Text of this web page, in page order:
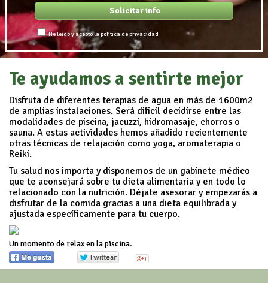
Solicitar info
He leído y aceptola política de privacidad
Te ayudamos a sentirte mejor
Disfruta de diferentes terapias de agua en más de 1600m2
de amplias instalaciones. Será dificil decidirse entre las
modalidades de piscina, jacuzzi, hidromasaje, chorros o
sauna. A estas actividades hemos añadido recientemente
otras técnicas de relajación como yoga, aromaterapia o
Reiki.
Tu salud nos importa y disponemos de un gabinete médico
que te aconsejará sobre tu dieta alimentaria y en todo lo
relacionado con la nutrición. Déjate asesorar y empezarás a
disfrutar de la comida gracias a una dieta equilibrada y
ajustada específicamente para tu cuerpo.
Un momento de relax en la piscina.